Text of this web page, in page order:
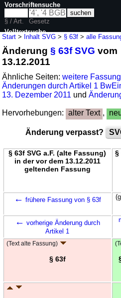
Start > Inhalt SVG > § 63f >alle
Änderung§ 63f SVG vom
13.12.2011
Ähnliche Seiten:weitere
Änderungen durch Artikel 1
13. Dezember 2011 und
Hervorhebungen: alter Text ,
Änderung verpasst?
§ 63f SVG a.F. (alte Fassung)
in der vor dem 13.12.2011
geltenden Fassung
§
← frühere Fassung von § 63f
← vorherige Änderung durch
Artikel 1
(Text alte Fassung)
§ 63f
Vorschriftensuche
§ / Art.
Gesetz
Volltextsuche
nur in SVG